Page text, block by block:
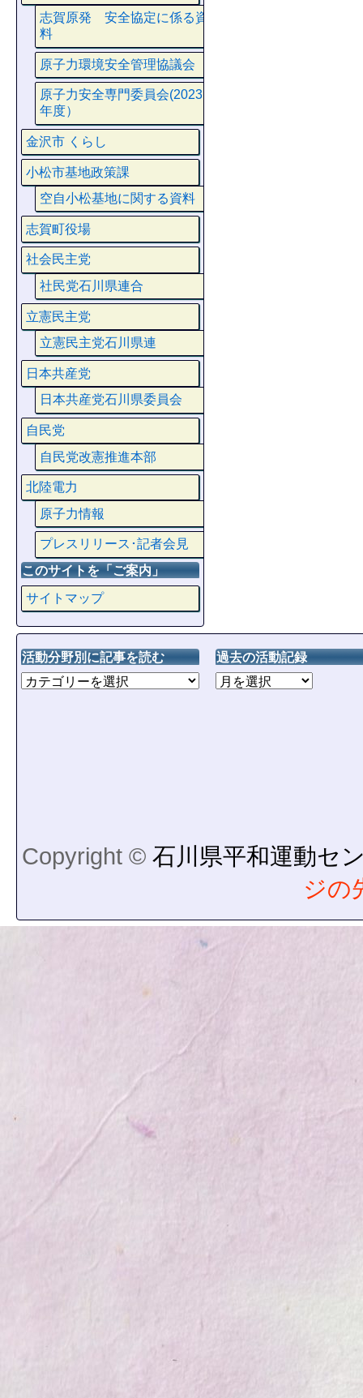
志賀原発 安全協定に係る資
料
原子力環境安全管理協議会
原子力安全専門委員会(2023
年度）
金沢市 くらし
小松市基地政策課
空自小松基地に関する資料
志賀町役場
社会民主党
社民党石川県連合
立憲民主党
立憲民主党石川県連
日本共産党
日本共産党石川県委員会
自民党
自民党改憲推進本部
北陸電力
原子力情報
プレスリリース･記者会見
このサイトを「ご案内」
サイトマップ
活動分野別に記事を読む 過去の活動記録
Copyright © 石川県平和運動セ
ジの